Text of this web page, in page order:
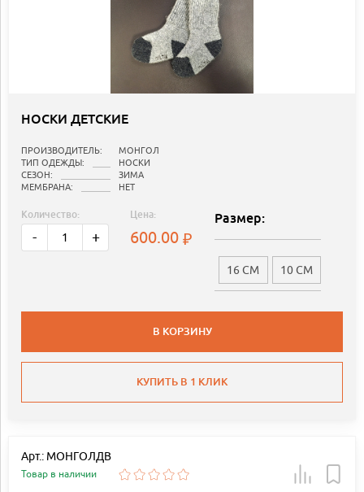
НОСКИ ДЕТСКИЕ
ПРОИЗВОДИТЕЛЬ:
МОНГОЛ
ТИП ОДЕЖДЫ:
НОСКИ
СЕЗОН:
ЗИМА
МЕМБРАНА:
НЕТ
Количество:
- +
Цена:
600.00
Размер:
16 СМ 10 СМ
В КОРЗИНУ
КУПИТЬ В 1 КЛИК
Арт.: МОНГОЛДВ
Товар в наличии